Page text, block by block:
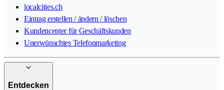
localcities.ch
Eintrag erstellen / ändern / löschen
Kundencenter für Geschäftskunden
Unerwünschtes Telefonmarketing
Entdecken